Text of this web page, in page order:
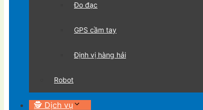
Đo đạc
GPS cầm tay
Định vị hàng hải
Robot
🕵 Dịch vụ